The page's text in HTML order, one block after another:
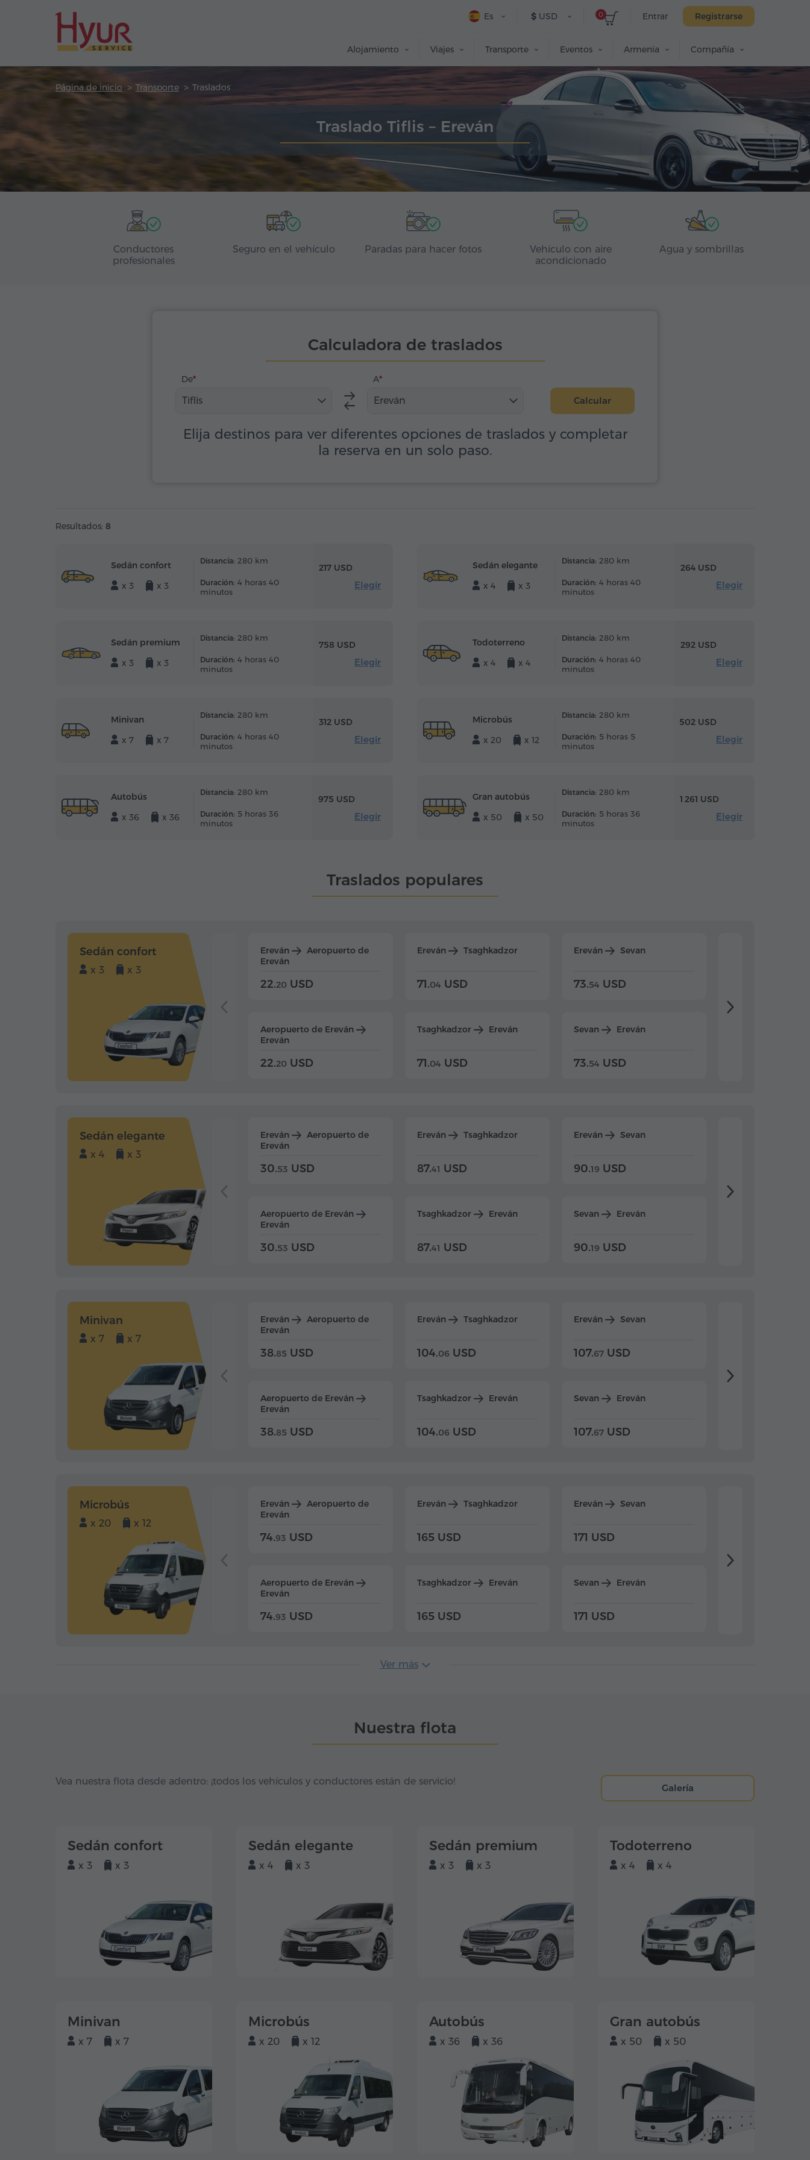
Entrar Registrarse
0
$ USD
Es
Alojamiento Viajes Transporte Eventos Armenia Compañía
Página de inicio Transporte Traslados
Traslado Tiflis – Ereván
Conductores
profesionales
Seguro en el vehículo Paradas para hacer fotos
Vehículo con aire
acondicionado
Agua y sombrillas
Calculadora de traslados
De
Tiflis
A
Ereván Calcular
Elija destinos para ver diferentes opciones de traslados y completar
la reserva en un solo paso.
Resultados: 8
Sedán confort
x 3
x 3
Distancia: 280 km
Duración: 4 horas 40
minutos
217 USD
Elegir
Sedán elegante
x 4
x 3
Distancia: 280 km
Duración: 4 horas 40
minutos
264 USD
Elegir
Sedán premium
x 3
x 3
Distancia: 280 km
Duración: 4 horas 40
minutos
758 USD
Elegir
Todoterreno
x 4
x 4
Distancia: 280 km
Duración: 4 horas 40
minutos
292 USD
Elegir
Minivan
x 7
x 7
Distancia: 280 km
Duración: 4 horas 40
minutos
312 USD
Elegir
Microbús
x 20
x 12
Distancia: 280 km
Duración: 5 horas 5
minutos
502 USD
Elegir
Autobús
x 36
x 36
Distancia: 280 km
Duración: 5 horas 36
minutos
975 USD
Elegir
Gran autobús
x 50
x 50
Distancia: 280 km
Duración: 5 horas 36
minutos
1 261 USD
Elegir
Traslados populares
Sedán confort
x 3 x 3
Ereván
Aeropuerto de
Ereván
22.20 USD
Aeropuerto de Ereván
Ereván
22.20 USD
Ereván Tsaghkadzor
71.04 USD
Tsaghkadzor Ereván
71.04 USD
Ereván Sevan
73.54 USD
Sevan Ereván
73.54 USD
Sedán elegante
x 4 x 3
Ereván
Aeropuerto de
Ereván
30.53 USD
Aeropuerto de Ereván
Ereván
30.53 USD
Ereván Tsaghkadzor
87.41 USD
Tsaghkadzor Ereván
87.41 USD
Ereván Sevan
90.19 USD
Sevan Ereván
90.19 USD
Minivan
x 7 x 7
Ereván
Aeropuerto de
Ereván
38.85 USD
Aeropuerto de Ereván
Ereván
38.85 USD
Ereván Tsaghkadzor
104.06 USD
Tsaghkadzor Ereván
104.06 USD
Ereván Sevan
107.67 USD
Sevan Ereván
107.67 USD
Microbús
x 20 x 12
Ereván
Aeropuerto de
Ereván
74.93 USD
Aeropuerto de Ereván
Ereván
74.93 USD
Ereván Tsaghkadzor
165 USD
Tsaghkadzor Ereván
165 USD
Ereván Sevan
171 USD
Sevan Ereván
171 USD
Ver más
Nuestra flota
Vea nuestra flota desde adentro: ¡todos los vehículos y conductores están de servicio!
Galería
Sedán confort
x 3 x 3
Sedán elegante
x 4 x 3
Sedán premium
x 3 x 3
Todoterreno
x 4 x 4
Minivan
x 7 x 7
Microbús
x 20 x 12
Autobús
x 36 x 36
Gran autobús
x 50 x 50